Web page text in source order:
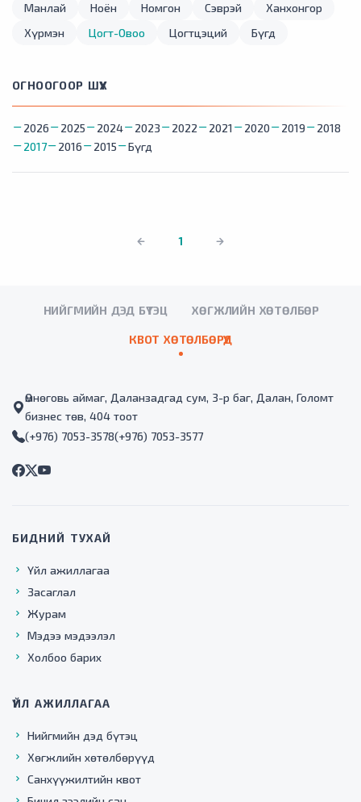
Манлай
Ноён Номгон Сэврэй
Ханхонгор
Хүрмэн
Цогт-Овоо Цогтцэций Бүгд
ОГНООГООР ШҮҮХ
2026 2025 2024 2023 2022 2021 2020 2019
2018
2017
2016 2015 Бүгд
1
НИЙГМИЙН ДЭД БҮТЭЦ ХӨГЖЛИЙН ХӨТӨЛБӨР
КВОТ ХӨТӨЛБӨРҮҮД
Өмнөговь аймаг, Даланзадгад сум, 3-р баг, Далан, Голомт
бизнес төв, 404 тоот
(+976) 7053-3578(+976) 7053-3577
БИДНИЙ ТУХАЙ
Үйл ажиллагаа
Засаглал
Журам
Мэдээ мэдээлэл
Холбоо барих
ҮЙЛ АЖИЛЛАГАА
Нийгмийн дэд бүтэц
Хөгжлийн хөтөлбөрүүд
Санхүүжилтийн квот